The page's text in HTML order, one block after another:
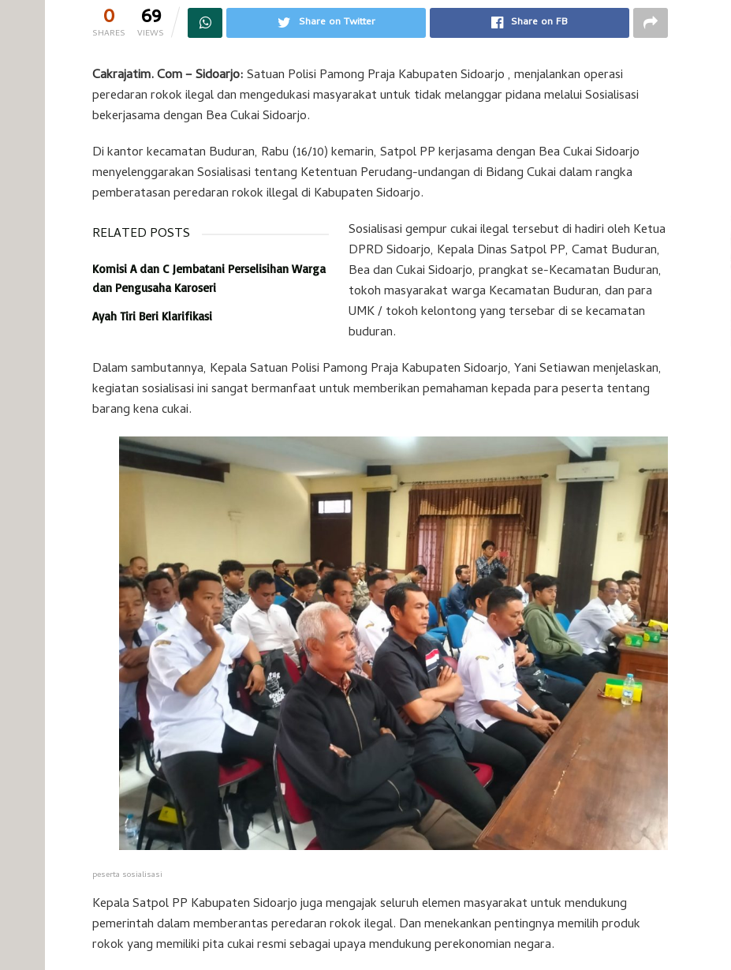
0
SHARES 69
VIEWS
Share on Twitter Share on FB
Cakrajatim. Com – Sidoarjo:Satuan Polisi Pamong Praja Kabupaten Sidoarjo , menjalankan operasi
peredaran rokok ilegal dan mengedukasi masyarakat untuk tidak melanggar pidana melalui Sosialisasi
bekerjasama dengan Bea Cukai Sidoarjo.
Di kantor kecamatan Buduran, Rabu (16/10) kemarin, Satpol PP kerjasama dengan Bea Cukai Sidoarjo
menyelenggarakan Sosialisasi tentang Ketentuan Perudang-undangan di Bidang Cukai dalam rangka
pemberatasan peredaran rokok illegal di Kabupaten Sidoarjo.
RELATED POSTS
Komisi A dan C Jembatani Perselisihan Warga
dan Pengusaha Karoseri
Ayah Tiri Beri Klarifikasi
Sosialisasi gempur cukai ilegal tersebut di hadiri oleh Ketua
DPRD Sidoarjo, Kepala Dinas Satpol PP, Camat Buduran,
Bea dan Cukai Sidoarjo, prangkat se-Kecamatan Buduran,
tokoh masyarakat warga Kecamatan Buduran, dan para
UMK / tokoh kelontong yang tersebar di se kecamatan
buduran.
Dalam sambutannya, Kepala Satuan Polisi Pamong Praja Kabupaten Sidoarjo, Yani Setiawan menjelaskan,
kegiatan sosialisasi ini sangat bermanfaat untuk memberikan pemahaman kepada para peserta tentang
barang kena cukai.
peserta sosialisasi
Kepala Satpol PP Kabupaten Sidoarjo juga mengajak seluruh elemen masyarakat untuk mendukung
pemerintah dalam memberantas peredaran rokok ilegal. Dan menekankan pentingnya memilih produk
rokok yang memiliki pita cukai resmi sebagai upaya mendukung perekonomian negara.